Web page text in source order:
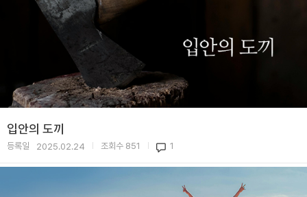
입안의 도끼
등록일 2025.02.24 조회수 851 1